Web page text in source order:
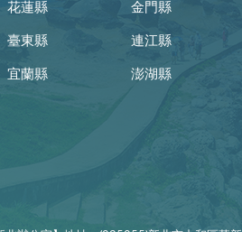
花蓮縣
臺東縣
宜蘭縣
金門縣
連江縣
澎湖縣